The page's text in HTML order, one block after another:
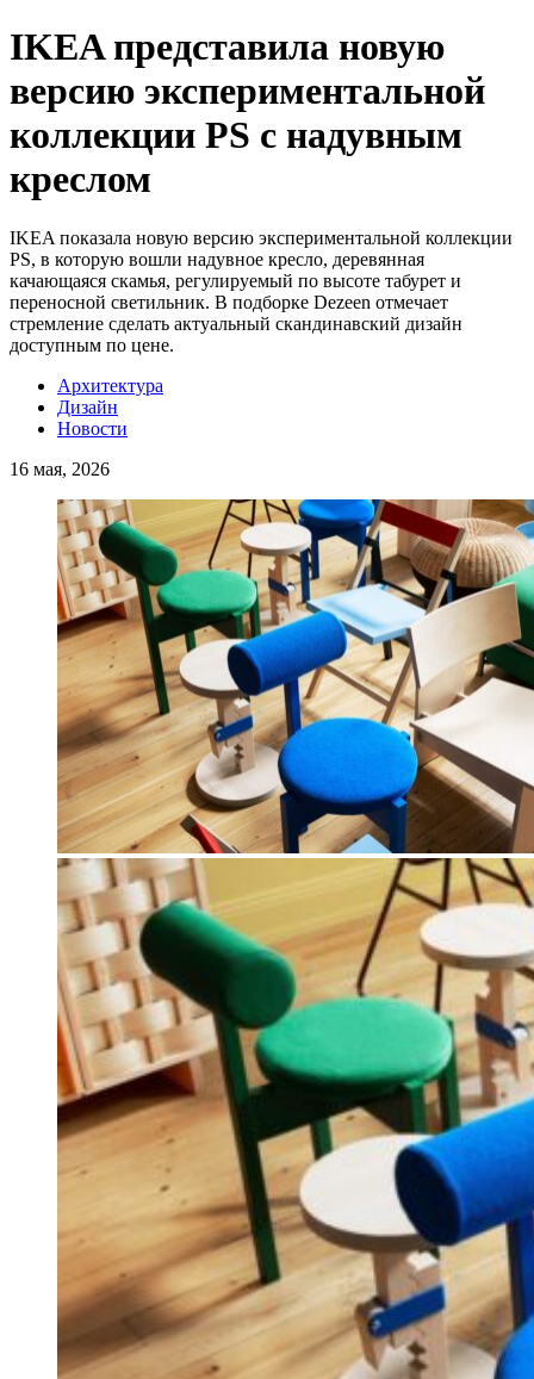
IKEA представила новую
версию экспериментальной
коллекции PS с надувным
креслом
IKEA показала новую версию экспериментальной коллекции
PS, в которую вошли надувное кресло, деревянная
качающаяся скамья, регулируемый по высоте табурет и
переносной светильник. В подборке Dezeen отмечает
стремление сделать актуальный скандинавский дизайн
доступным по цене.
Архитектура
Дизайн
Новости
16 мая, 2026